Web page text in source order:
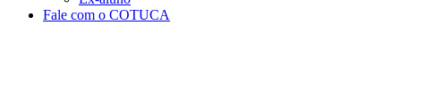
Fale com o COTUCA